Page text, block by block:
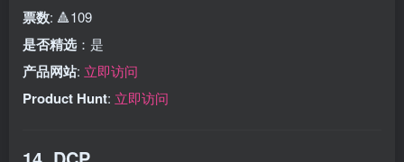
票数: 🔺109
是否精选 ：是
产品网站: 立即访问
Product Hunt: 立即访问